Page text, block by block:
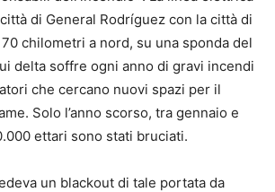
di General Rodríguez con la città di
70 chilometri a nord, su una sponda del
delta soffre ogni anno di gravi incendi
che cercano nuovi spazi per il
Solo l’anno scorso, tra gennaio e
ettari sono stati bruciati.
un blackout di tale portata da